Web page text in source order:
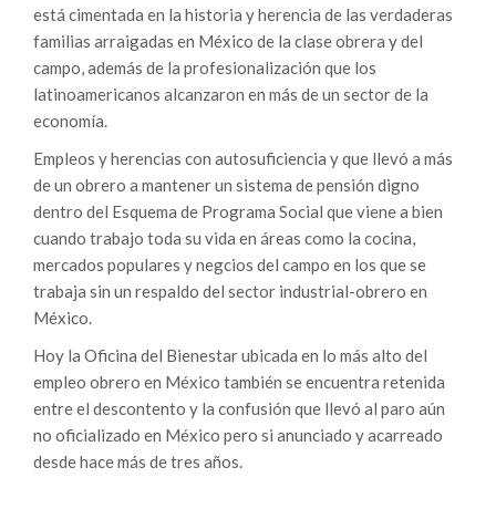
está cimentada en la historia y herencia de las verdaderas
familias arraigadas en México de la clase obrera y del
campo, además de la profesionalización que los
latinoamericanos alcanzaron en más de un sector de la
economía.
Empleos y herencias con autosuficiencia y que llevó a más
de un obrero a mantener un sistema de pensión digno
dentro del Esquema de Programa Social que viene a bien
cuando trabajo toda su vida en áreas como la cocina,
mercados populares y negcios del campo en los que se
trabaja sin un respaldo del sector industrial-obrero en
México.
Hoy la Oficina del Bienestar ubicada en lo más alto del
empleo obrero en México también se encuentra retenida
entre el descontento y la confusión que llevó al paro aún
no oficializado en México pero si anunciado y acarreado
desde hace más de tres años.